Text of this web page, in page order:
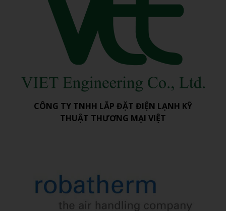
CÔNG TY TNHH LẮP ĐẶT ĐIỆN LẠNH KỸ
THUẬT THƯƠNG MẠI VIỆT